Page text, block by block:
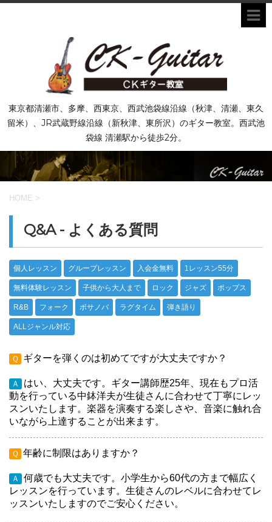
東京都清瀬市、多摩、西東京、西武池袋線沿線（秋津、清瀬、東久
留米）、JR武蔵野線沿線（新秋津、東所沢）のギター教室。西武池
袋線 清瀬駅から徒歩2分。
HOME >
Q&A - よくある質問
個人レッスン グループレッスン 入会金無料 1レッスン55分
無料体験レッスン 子供から大人まで ロック ジャズ ポップス
R&B フォーク ボサノバ ラグタイム 弾き語り
ALLジャンル対応
Ｑ ギターを弾くのは初めてですが大丈夫ですか？
Ａ
はい、大丈夫です。ギター講師歴25年、現在もプロ活
動を行っている中鉢洋夫が生徒さんに合わせて丁寧にレッ
スンいたします。楽器を演奏する楽しさや、音楽に触れ合
いながら上達することが出来ます。
Ｑ 年齢に制限はありますか？
Ａ
何歳でも大丈夫です。小学生から60代の方まで幅広く
レッスンを行っています。生徒さんのレベルに合わせてレ
ッスンいたしますのでご安心ください。